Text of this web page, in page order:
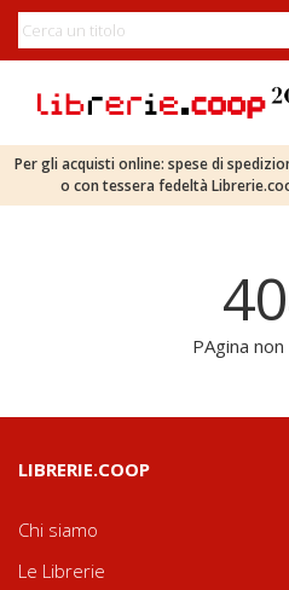
Per gli acquisti online: spese di
o con tessera fedeltà
PAgina
LIBRERIE.COOP
Chi siamo
Le Librerie